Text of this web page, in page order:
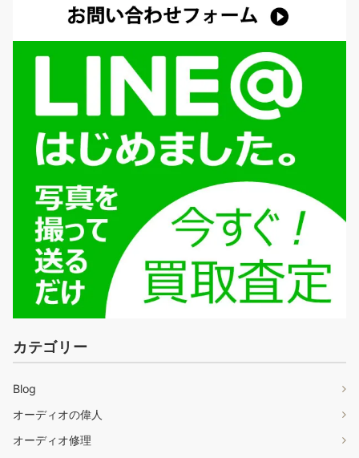
カテゴリー
Blog
オーディオの偉人
オーディオ修理